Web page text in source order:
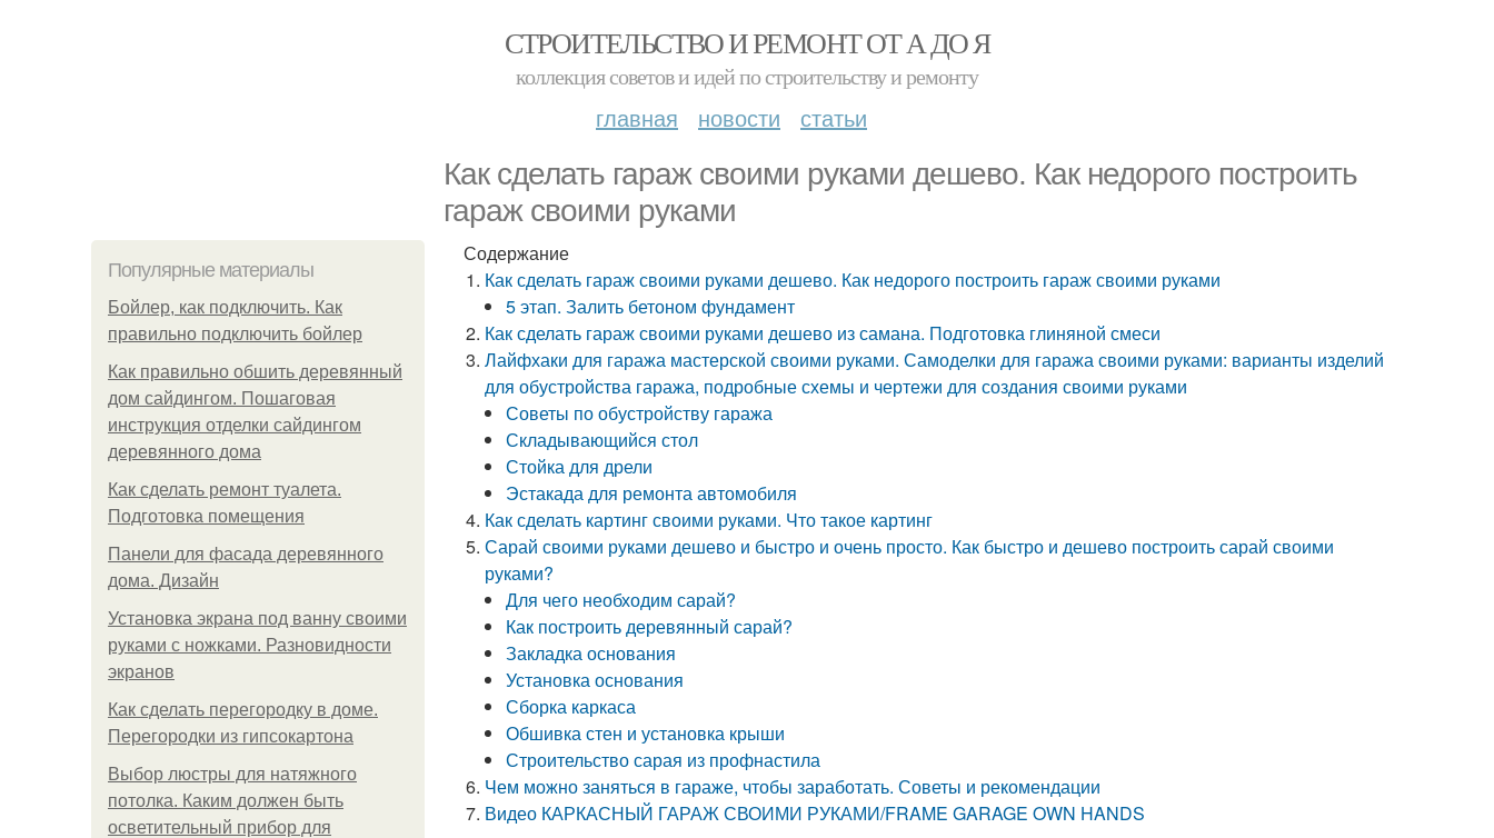
СТРОИТЕЛЬСТВО И РЕМОНТ ОТ А ДО Я
коллекция советов и идей по строительству и ремонту
главная новости статьи
Как сделать гараж своими руками дешево. Как недорого построить
гараж своими руками
Популярные материалы
Бойлер, как подключить. Как
правильно подключить бойлер
Как правильно обшить деревянный
дом сайдингом. Пошаговая
инструкция отделки сайдингом
деревянного дома
Как сделать ремонт туалета.
Подготовка помещения
Панели для фасада деревянного
дома. Дизайн
Установка экрана под ванну своими
руками с ножками. Разновидности
экранов
Как сделать перегородку в доме.
Перегородки из гипсокартона
Выбор люстры для натяжного
потолка. Каким должен быть
осветительный прибор для
Содержание
Как сделать гараж своими руками дешево. Как недорого построить гараж своими руками
5 этап. Залить бетоном фундамент
Как сделать гараж своими руками дешево из самана. Подготовка глиняной смеси
Лайфхаки для гаража мастерской своими руками. Самоделки для гаража своими руками: варианты изделий
для обустройства гаража, подробные схемы и чертежи для создания своими руками
Советы по обустройству гаража
Складывающийся стол
Стойка для дрели
Эстакада для ремонта автомобиля
Как сделать картинг своими руками. Что такое картинг
Сарай своими руками дешево и быстро и очень просто. Как быстро и дешево построить сарай своими
руками?
Для чего необходим сарай?
Как построить деревянный сарай?
Закладка основания
Установка основания
Сборка каркаса
Обшивка стен и установка крыши
Строительство сарая из профнастила
Чем можно заняться в гараже, чтобы заработать. Советы и рекомендации
Видео КАРКАСНЫЙ ГАРАЖ СВОИМИ РУКАМИ/FRAME GARAGE OWN HANDS